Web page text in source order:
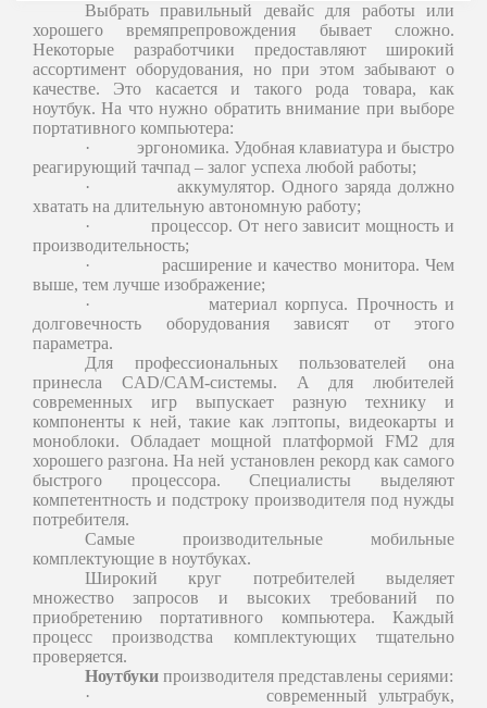
Выбрать правильный девайс для работы или
хорошего времяпрепровождения бывает сложно.
Некоторые разработчики предоставляют широкий
ассортимент оборудования, но при этом забывают о
качестве. Это касается и такого рода товара, как
ноутбук. На что нужно обратить внимание при выборе
портативного компьютера:
·
эргономика. Удобная клавиатура и быстро
реагирующий тачпад – залог успеха любой работы;
·
аккумулятор. Одного заряда должно
хватать на длительную автономную работу;
·
процессор. От него зависит мощность и
производительность;
·
расширение и качество монитора. Чем
выше, тем лучше изображение;
·
материал корпуса. Прочность и
долговечность оборудования зависят от этого
параметра.
Для профессиональных пользователей она
принесла CAD/CAM-системы. А для любителей
современных игр выпускает разную технику и
компоненты к ней, такие как лэптопы, видеокарты и
моноблоки. Обладает мощной платформой FM2 для
хорошего разгона. На ней установлен рекорд как самого
быстрого процессора. Специалисты выделяют
компетентность и подстроку производителя под нужды
потребителя.
Самые производительные мобильные
комплектующие в ноутбуках.
Широкий круг потребителей выделяет
множество запросов и высоких требований по
приобретению портативного компьютера. Каждый
процесс производства комплектующих тщательно
проверяется.
Ноутбуки производителя представлены сериями:
·
современный ультрабук,